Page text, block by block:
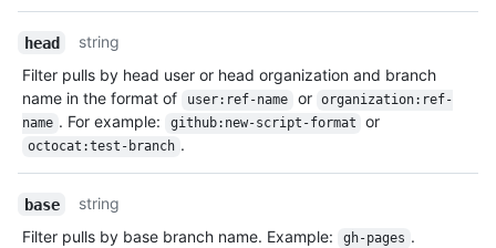
head
string
Filter pulls by head user or head organization and branch
name in the format of
user:ref-name or organization:ref-
name . For example: github:new-script-format or
octocat:test-branch .
base
string
Filter pulls by base branch name. Example:
gh-pages .